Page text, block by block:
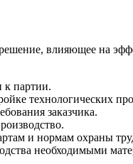
влияющее на
к партии.
технологических
заказчика.
и нормам охраны
необходимыми